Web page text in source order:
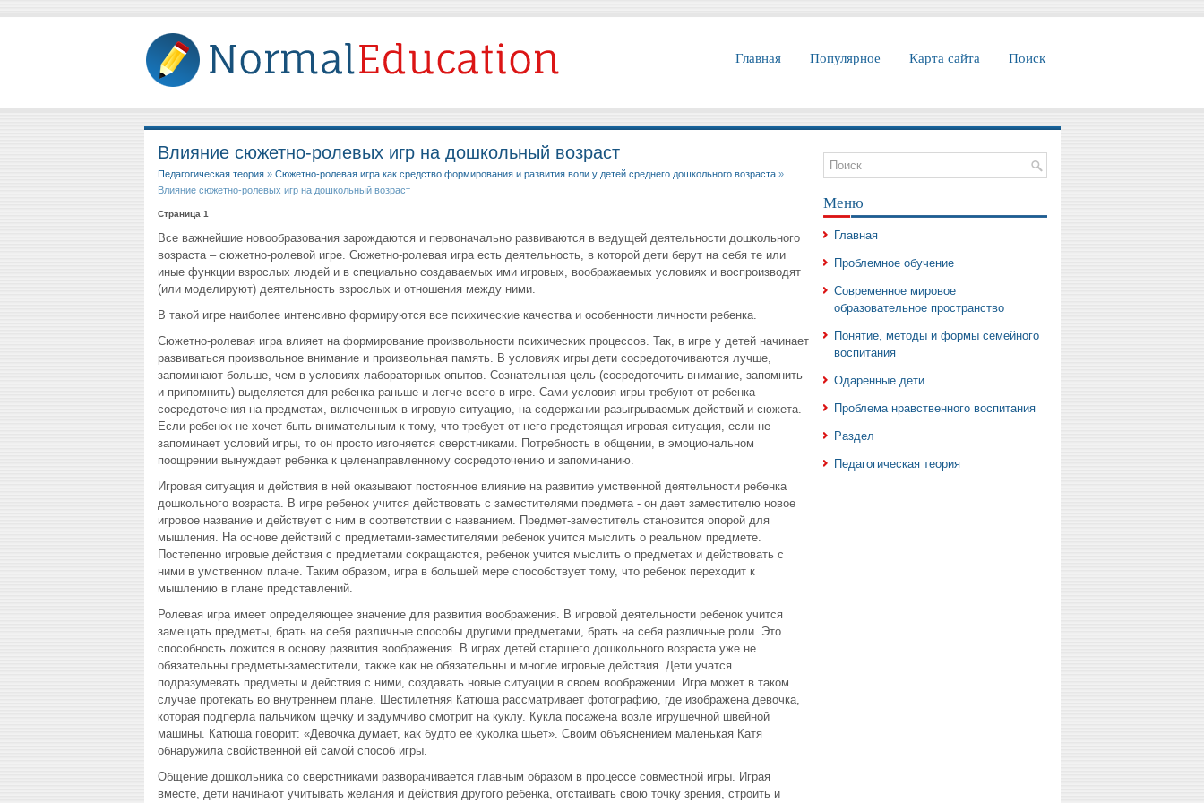
Главная Популярное Карта сайта Поиск
Влияние сюжетно-ролевых игр на дошкольный возраст
Педагогическая теория» Сюжетно-ролевая игра как средство формирования и развития воли у детей среднего дошкольного возраста»
Влияние сюжетно-ролевых игр на дошкольный возраст
Страница 1
Все важнейшие новообразования зарождаются и первоначально развиваются в ведущей деятельности дошкольного
возраста – сюжетно-ролевой игре. Сюжетно-ролевая игра есть деятельность, в которой дети берут на себя те или
иные функции взрослых людей и в специально создаваемых ими игровых, воображаемых условиях и воспроизводят
(или моделируют) деятельность взрослых и отношения между ними.
В такой игре наиболее интенсивно формируются все психические качества и особенности личности ребенка.
Сюжетно-ролевая игра влияет на формирование произвольности психических процессов. Так, в игре у детей начинает
развиваться произвольное внимание и произвольная память. В условиях игры дети сосредоточиваются лучше,
запоминают больше, чем в условиях лабораторных опытов. Сознательная цель (сосредоточить внимание, запомнить
и припомнить) выделяется для ребенка раньше и легче всего в игре. Сами условия игры требуют от ребенка
сосредоточения на предметах, включенных в игровую ситуацию, на содержании разыгрываемых действий и сюжета.
Если ребенок не хочет быть внимательным к тому, что требует от него предстоящая игровая ситуация, если не
запоминает условий игры, то он просто изгоняется сверстниками. Потребность в общении, в эмоциональном
поощрении вынуждает ребенка к целенаправленному сосредоточению и запоминанию.
Игровая ситуация и действия в ней оказывают постоянное влияние на развитие умственной деятельности ребенка
дошкольного возраста. В игре ребенок учится действовать с заместителями предмета - он дает заместителю новое
игровое название и действует с ним в соответствии с названием. Предмет-заместитель становится опорой для
мышления. На основе действий с предметами-заместителями ребенок учится мыслить о реальном предмете.
Постепенно игровые действия с предметами сокращаются, ребенок учится мыслить о предметах и действовать с
ними в умственном плане. Таким образом, игра в большей мере способствует тому, что ребенок переходит к
мышлению в плане представлений.
Ролевая игра имеет определяющее значение для развития воображения. В игровой деятельности ребенок учится
замещать предметы, брать на себя различные способы другими предметами, брать на себя различные роли. Это
способность ложится в основу развития воображения. В играх детей старшего дошкольного возраста уже не
обязательны предметы-заместители, также как не обязательны и многие игровые действия. Дети учатся
подразумевать предметы и действия с ними, создавать новые ситуации в своем воображении. Игра может в таком
случае протекать во внутреннем плане. Шестилетняя Катюша рассматривает фотографию, где изображена девочка,
которая подперла пальчиком щечку и задумчиво смотрит на куклу. Кукла посажена возле игрушечной швейной
машины. Катюша говорит: «Девочка думает, как будто ее куколка шьет». Своим объяснением маленькая Катя
обнаружила свойственной ей самой способ игры.
Общение дошкольника со сверстниками разворачивается главным образом в процессе совместной игры. Играя
вместе, дети начинают учитывать желания и действия другого ребенка, отстаивать свою точку зрения, строить и
Меню
Главная
Проблемное обучение
Современное мировое
образовательное пространство
Понятие, методы и формы семейного
воспитания
Одаренные дети
Проблема нравственного воспитания
Раздел
Педагогическая теория